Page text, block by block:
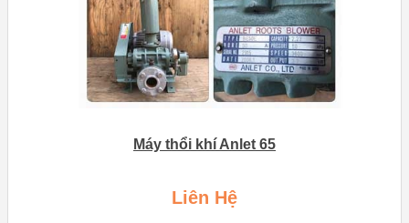
Máy thổi khí Anlet 65
Liên Hệ